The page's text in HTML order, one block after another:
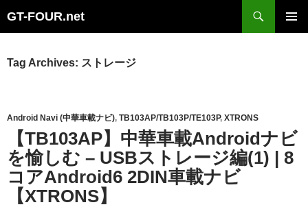
GT-FOUR.net
content
Tag Archives: ストレージ
Android Navi (中華車載ナビ), TB103AP/TB103P/TE103P, XTRONS
【TB103AP】中華車載Androidナビ
を愉しむ – USBストレージ編(1) | 8
コアAndroid6 2DIN車載ナビ
【XTRONS】